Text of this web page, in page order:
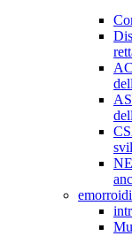
emorroidi